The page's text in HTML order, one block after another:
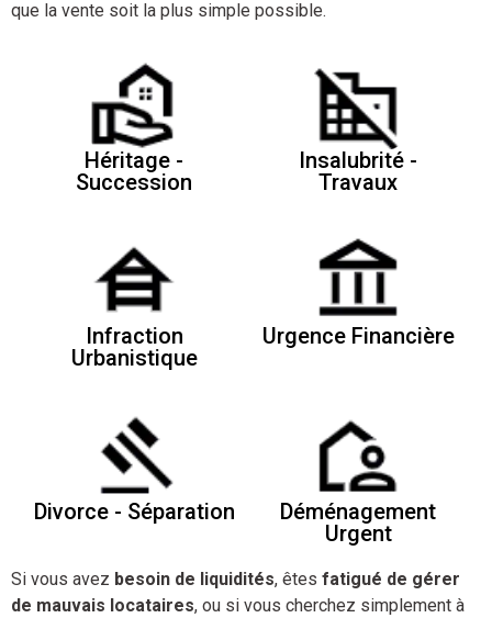
que la vente soit la plus simple possible.
Héritage -
Succession
Insalubrité -
Travaux
Infraction
Urbanistique
Urgence Financière
Divorce - Séparation
Déménagement
Urgent
Si vous avez besoin de liquidités, êtes fatigué de gérer
de mauvais locataires, ou si vous cherchez simplement à